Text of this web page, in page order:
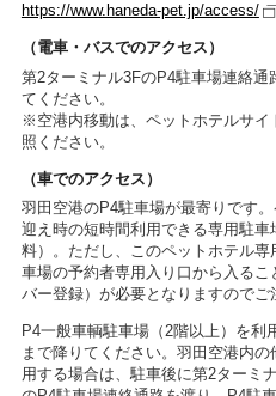
https://www.haneda-pet.jp/access/
（電車・バスでのアクセス）
第2ターミナル3FのP4駐車場連絡
てください。
※空港内移動は、ペットホテルサイ
照ください。
（車でのアクセス）
羽田空港のP4駐車場が最寄りです
迎え時の短時間利用できる専用駐
料）。ただし、このペットホテル
車場の予約者専用入り口から入る
バー登録）が必要となりますのでご
P4一般車輌駐車場（2階以上）を利
まで降りてください。羽田空港内
用する場合は、駐車後に第2ターミ